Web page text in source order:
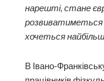
нарешті, стане
розвиватиметься
хочеться
В Івано-